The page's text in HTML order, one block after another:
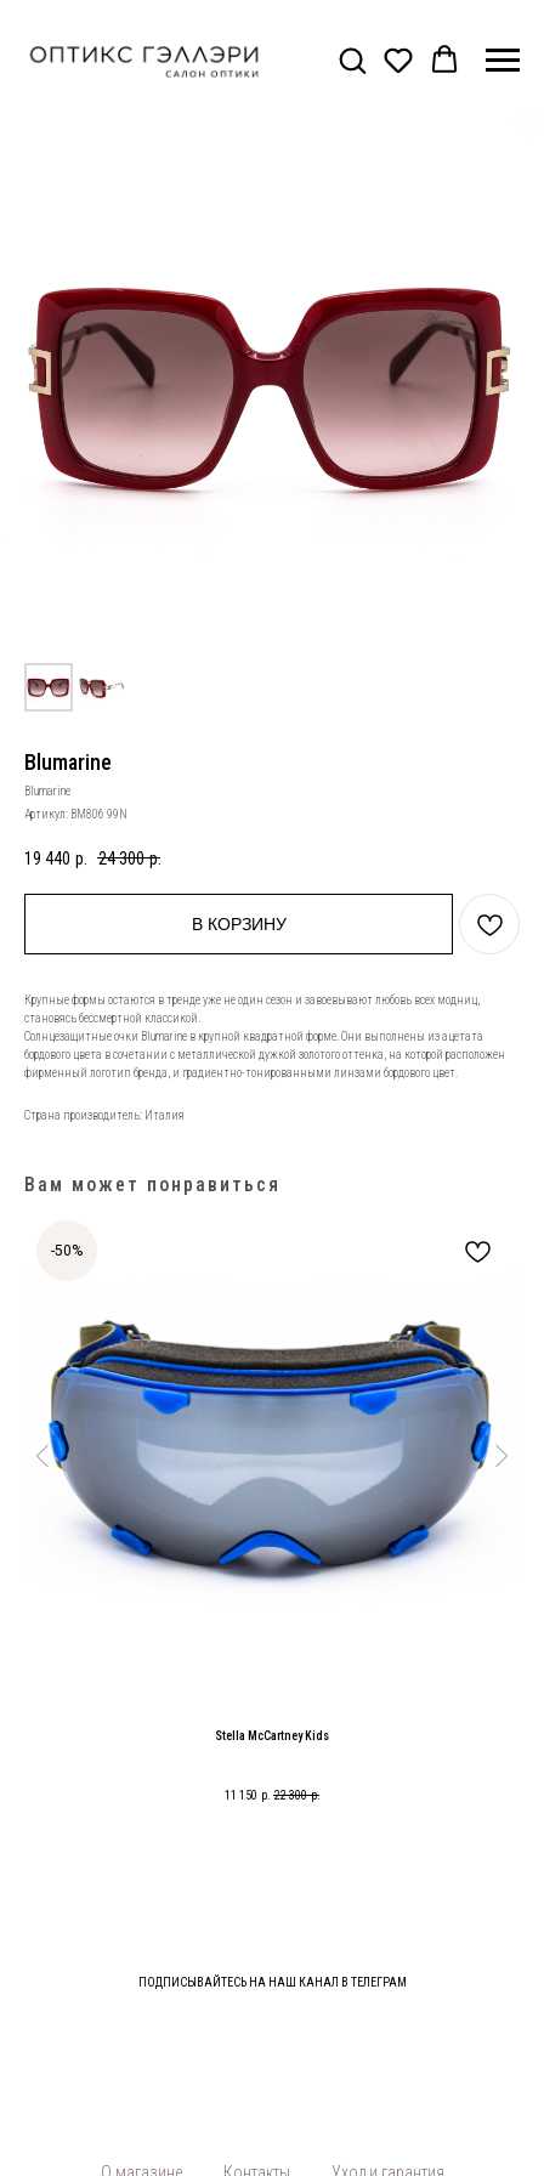
Blumarine
Blumarine
Артикул: BM806 99N
19 440 р. 24 300 р.
В КОРЗИНУ
Крупные формы остаются в тренде уже не один сезон и завоевывают любовь всех модниц,
становясь бессмертной классикой.
Солнцезащитные очки Blumarine в крупной квадратной форме. Они выполнены из ацетата
бордового цвета в сочетании с металлической дужкой золотого оттенка, на которой расположен
фирменный логотип бренда, и градиентно-тонированными линзами бордового цвет.
Страна производитель: Италия
Вам может понравиться
-50%
Stella McCartney Kids
11 150 р. 22 300 р.
ПОДПИСЫВАЙТЕСЬ НА НАШ КАНАЛ В ТЕЛЕГРАМ